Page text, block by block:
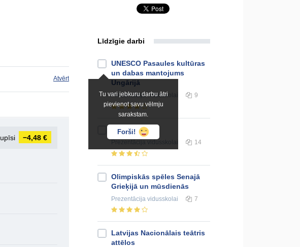
Atvērt
−4,48 €
Līdzīgie darbi
Tu vari jebkuru darbu ātri
pievienot savu vēlmju
sarakstam.
Forši!
UNESCO Pasaules kultūras
un dabas mantojums
Ungārijā
Prezentācijavidusskolai 9
Afganistāna
14
Olimpiskās spēles Senajā
Grieķijā un mūsdienās
Prezentācija vidusskolai 7
Latvijas Nacionālais teātris
attēlos